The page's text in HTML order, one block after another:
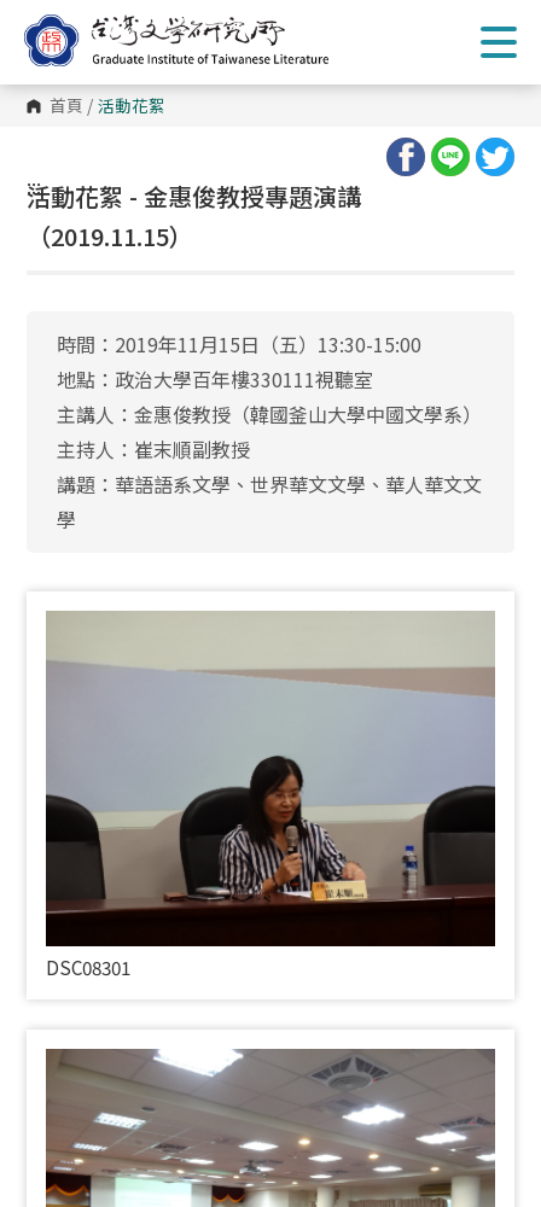
到
主
內
容 首頁 / 活動花絮
:::
活動花絮 - 金惠俊教授專題演講
（2019.11.15）
時間：2019年11月15日（五）13:30-15:00
地點：政治大學百年樓330111視聽室
主講人：金惠俊教授（韓國釜山大學中國文學系）
主持人：崔末順副教授
講題：華語語系文學、世界華文文學、華人華文文
學
DSC08301